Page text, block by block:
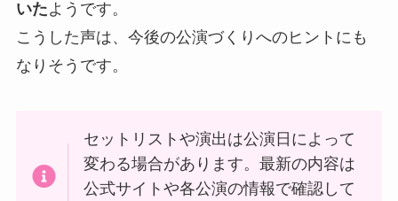
いたようです。
こうした声は、今後の公演づくりへのヒントにも
なりそうです。
セットリストや演出は公演日によって
変わる場合があります。最新の内容は
公式サイトや各公演の情報で確認して